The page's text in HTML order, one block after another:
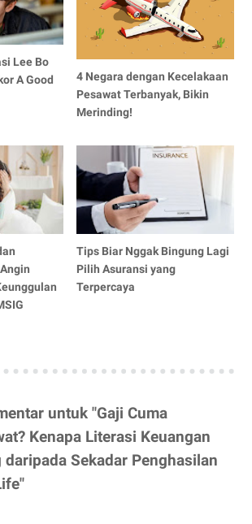
Lee Bo
A Good
4 Negara dengan Kecelakaan
Pesawat Terbanyak, Bikin
Merinding!
Tips Biar Nggak Bingung Lagi
Pilih Asuransi yang
Terpercaya
untuk "Gaji Cuma
Kenapa Literasi Keuangan
daripada Sekadar Penghasilan